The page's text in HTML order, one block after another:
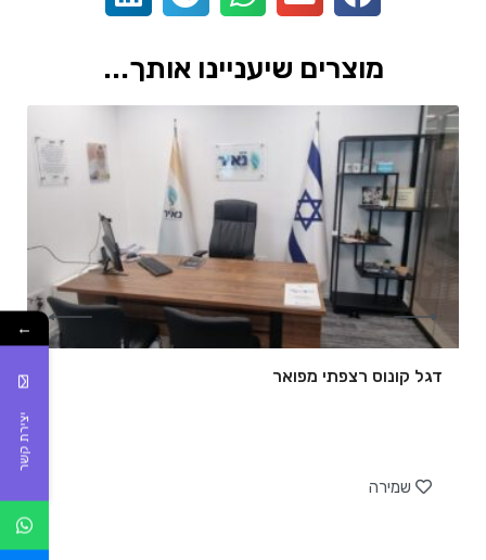
מוצרים שיעניינו אותך...
דגל קונוס רצפתי מפואר
שמירה
←
יצירת קשר